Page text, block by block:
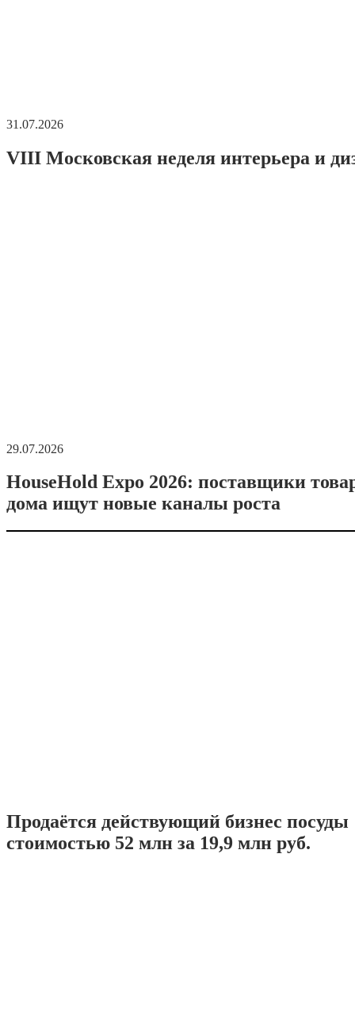
31.07.2026
VIII Московская неделя интерьера и
29.07.2026
HouseHold Expo 2026: поставщики
дома ищут новые каналы роста
Продаётся действующий бизнес посуды
стоимостью 52 млн за 19,9 млн руб.